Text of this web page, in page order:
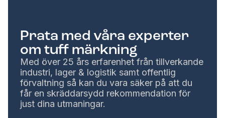
Prata med våra experter
om tuff märkning
Med över 25 års erfarenhet från tillverkande
industri, lager & logistik samt offentlig
förvaltning så kan du vara säker på att du
får en skräddarsydd rekommendation för
just dina utmaningar.